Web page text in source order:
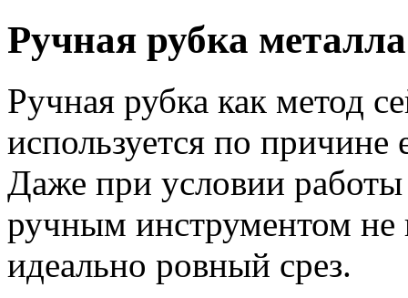
Ручная рубка
Ручная рубка как метод
используется по причине
Даже при условии
ручным инструментом не
идеально ровный срез.